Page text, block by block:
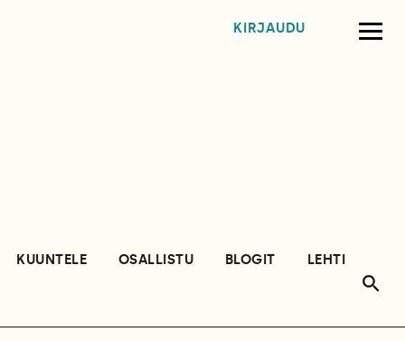
KIRJAUDU
KUUNTELE OSALLISTU BLOGIT LEHTI